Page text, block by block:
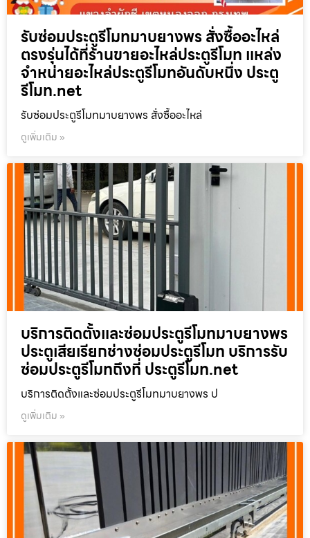
รับซ่อมประตูรีโมทมาบยางพร สั่งซื้ออะไหล่
ตรงรุ่นได้ที่ร้านขายอะไหล่ประตูรีโมท แหล่ง
จำหน่ายอะไหล่ประตูรีโมทอันดับหนึ่ง ประตู
รีโมท.net
รับซ่อมประตูรีโมทมาบยางพร สั่งซื้ออะไหล่
ดูเพิ่มเติม »
บริการติดตั้งและซ่อมประตูรีโมทมาบยางพร
ประตูเสียเรียกช่างซ่อมประตูรีโมท บริการรับ
ซ่อมประตูรีโมทถึงที่ ประตูรีโมท.net
บริการติดตั้งและซ่อมประตูรีโมทมาบยางพร ป
ดูเพิ่มเติม »